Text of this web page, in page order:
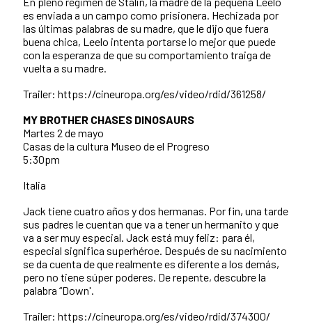
es enviada a un campo como prisionera. Hechizada por
las últimas palabras de su madre, que le dijo que fuera
buena chica, Leelo intenta portarse lo mejor que puede
con la esperanza de que su comportamiento traiga de
vuelta a su madre.
Trailer: https://cineuropa.org/es/video/rdid/361258/
MY BROTHER CHASES DINOSAURS
Martes 2 de mayo
Casas de la cultura Museo de el Progreso
5:30pm
Italia
Jack tiene cuatro años y dos hermanas. Por fin, una tarde
sus padres le cuentan que va a tener un hermanito y que
va a ser muy especial. Jack está muy feliz: para él,
especial significa superhéroe. Después de su nacimiento
se da cuenta de que realmente es diferente a los demás,
pero no tiene súper poderes. De repente, descubre la
palabra “Down'.
Trailer: https://cineuropa.org/es/video/rdid/374300/